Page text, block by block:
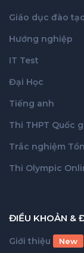
Giáo dục đào
Hướng nghiệp
IT Test
Đại Học
Tiếng anh
Thi THPT Quốc
Trắc nghiệm
Thi Olympic
ĐIỀU KHOẢN &
Giới thiệu New